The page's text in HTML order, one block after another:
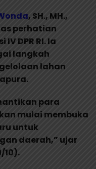
, SH., MH.,
perhatian
DPR RI. Ia
langkah
lahan
para
mulai membuka
untuk
daerah,” ujar
10).